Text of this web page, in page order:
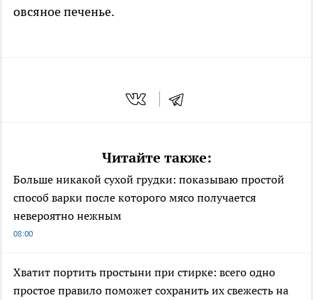
овсяное печенье.
Читайте также:
Больше никакой сухой грудки: показываю простой
способ варки после которого мясо получается
невероятно нежным
08:00
Хватит портить простыни при стирке: всего одно
простое правило поможет сохранить их свежесть на